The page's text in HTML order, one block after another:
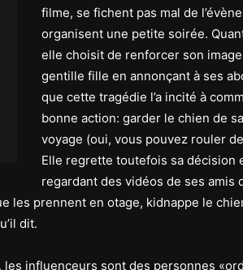
filme, se fichent pas mal de
organisent une petite soirée.
elle choisit de renforcer son
gentille fille en annonçant à ses
que cette tragédie l’a incité à
bonne action: garder le chien de
voyage (oui, vous pouvez rouler
Elle regrette toutefois sa décision
regardant des vidéos de ses amis
les prennent en otage, kidnappe le
dit.
influenceurs sont des personnes